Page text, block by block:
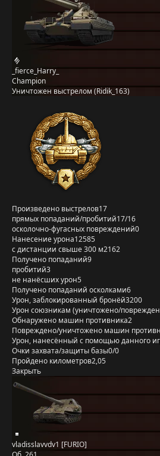
_fierce_Harry_
Champion
Уничтожен выстрелом (Ridik_163)
Произведено выстрелов17
прямых попаданий/пробитий17/16
осколочно-фугасных повреждений0
Нанесение урона12585
с дистанции свыше 300 м2162
Получено попаданий9
пробитий3
не нанёсших урон5
Получено попаданий осколками6
Урон, заблокированный бронёй3200
Урон союзникам (уничтожено/
Обнаружено машин противника2
Повреждено/уничтожено машин
Урон, нанесённый с помощью данного
Очки захвата/защиты базы0/0
Пройдено километров2,05
Закрыть
vladisslavvdv1 [FURIO]